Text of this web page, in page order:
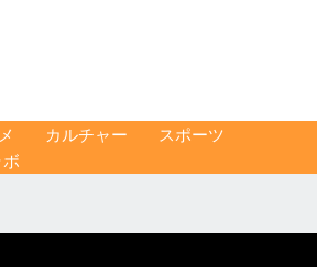
カルチャー
スポーツ